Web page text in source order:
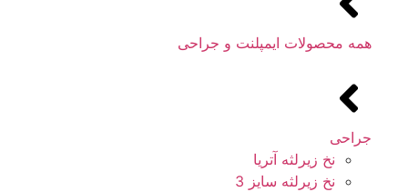
همه محصولات ایمپلنت و جراحی
جراحی
نخ زیرلثه آتریا
نخ زیرلثه سایز 3